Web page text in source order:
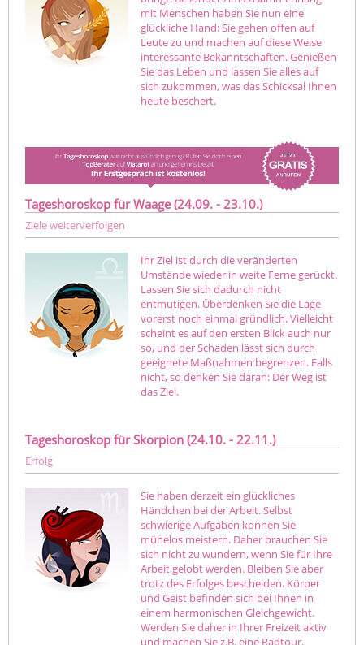
mit Menschen haben Sie nun eine
glückliche Hand: Sie gehen offen auf
Leute zu und machen auf diese Weise
interessante Bekanntschaften. Genießen
Sie das Leben und lassen Sie alles auf
sich zukommen, was das Schicksal Ihnen
heute beschert.
Tageshoroskop für Waage (24.09. - 23.10.)
Ziele weiterverfolgen
Ihr Ziel ist durch die veränderten
Umstände wieder in weite Ferne gerückt.
Lassen Sie sich dadurch nicht
entmutigen. Überdenken Sie die Lage
vorerst noch einmal gründlich. Vielleicht
scheint es auf den ersten Blick auch nur
so, und der Schaden lässt sich durch
geeignete Maßnahmen begrenzen. Falls
nicht, so denken Sie daran: Der Weg ist
das Ziel.
Tageshoroskop für Skorpion (24.10. - 22.11.)
Erfolg
Sie haben derzeit ein glückliches
Händchen bei der Arbeit. Selbst
schwierige Aufgaben können Sie
mühelos meistern. Daher brauchen Sie
sich nicht zu wundern, wenn Sie für Ihre
Arbeit gelobt werden. Bleiben Sie aber
trotz des Erfolges bescheiden. Körper
und Geist befinden sich bei Ihnen in
einem harmonischen Gleichgewicht.
Werden Sie daher in Ihrer Freizeit aktiv
und machen Sie z.B. eine Radtour.